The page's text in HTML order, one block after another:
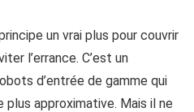
un vrai plus pour couvrir
l’errance. C’est un
d’entrée de gamme qui
approximative. Mais il ne